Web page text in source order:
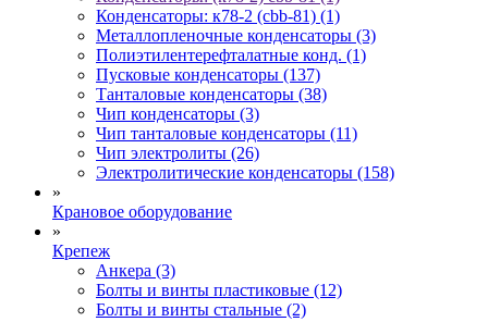
Конденсаторы: к78-2 (cbb-81) (1)
Металлопленочные конденсаторы (3)
Полиэтилентерефталатные конд. (1)
Пусковые конденсаторы (137)
Танталовые конденсаторы (38)
Чип конденсаторы (3)
Чип танталовые конденсаторы (11)
Чип электролиты (26)
Электролитические конденсаторы (158)
»
Крановое оборудование
»
Крепеж
Анкера (3)
Болты и винты пластиковые (12)
Болты и винты стальные (2)